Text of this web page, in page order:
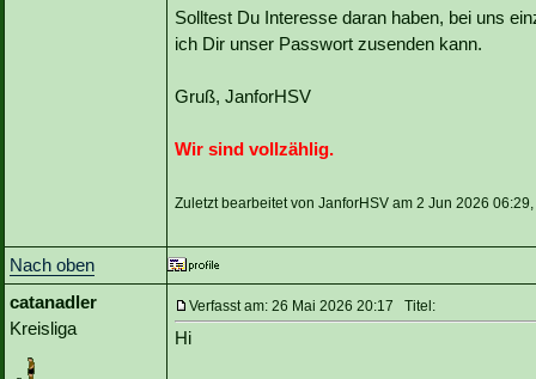
Solltest Du Interesse daran haben, bei uns
ich Dir unser Passwort zusenden kann.
Gruß, JanforHSV
Wir sind vollzählig.
Zuletzt bearbeitet von JanforHSV am 2 Jun 2026
Nach oben
catanadler
Kreisliga
Verfasst am: 26 Mai 2026 20:17 Titel:
Hi